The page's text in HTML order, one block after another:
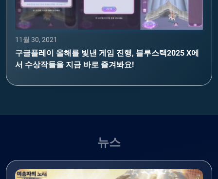
11월 30, 2021
구글플레이 올해를 빛낸 게임 진행, 블루스택2025 X에
서 수상작들을 지금 바로 즐겨봐요!
뉴스